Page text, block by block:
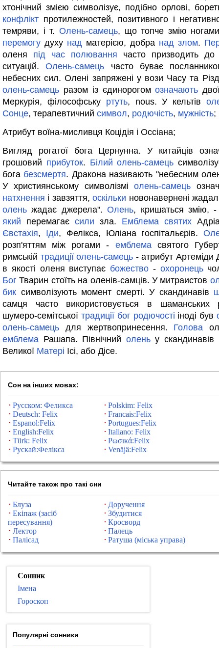
хтонічний змією символізує, подібно орлові,
конфлікт протилежностей, позитивного і
темряви, і т. Олень-самець, що топче змію
перемогу духу над матерією, добра над злом.
оленя під час полювання часто призводить до
ситуацій.Олень-самець часто буває
небесних сил. Олені запряжені у вози Часу та
олень-самець разом із єдинорогомозначають
Меркурія, філософську ртуть, nous. У кельтів
Сонце, терапевтичний символ, родючість, мужність;
Атрибут воїна-мисливця Коцідія і Оссіана;
Вигляд рогатої бога Цернунна. У китайців
грошовий прибуток. Білий олень-самець
бога безсмертя. Дракона називають "небесним
У християнському символізміолень-самець
натхнення і завзяття,оскільки новонавернені
олень жадає джерела".Олень, кришаться змію,
який перемагає сили зла. Емблема святих
Євстахія, Іди, Фелікса, Юліана госпітальєрів.
розп'яттям між рогами - емблемасвятого
римській традиції олень-самець - атрибут Артеміди
в якості оленя виступає божество - охоронець
Бог Тварин стоїть на оленів-самців. У митраистов
бик символізують момент смерті. У скандинавів
самця часто використовується в шаманських
шумеро-семітської традиції бог родючості іноді був
олень-самець для жертвопринесення. Голова
емблема Рашапа. Північний оленьу скандинавів
Великої Матері Ісі, або Дісе.
Сон на інших мовах:
Русском: Феликса
Polskim: Felix
Deutsch: Felix
Francais:Felix
Espanol:Felix
Portugues:Felix
English:Felix
Italiano: Felix
Türk: Felix
Ρωσικά:Felix
Рускай:Фелікса
Venäjä:Felix
Читайте також про такі сни
Блуза
Доручення
Екіпаж (засіб
пересування)
Збудитися
Кросворд
Лектор
Палець
Палісад
Ратуша (міська управа)
Сонник
Імена
Гороскоп
Популярні сонники